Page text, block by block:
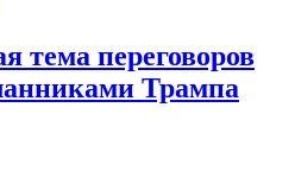
тема переговоров
Трампа